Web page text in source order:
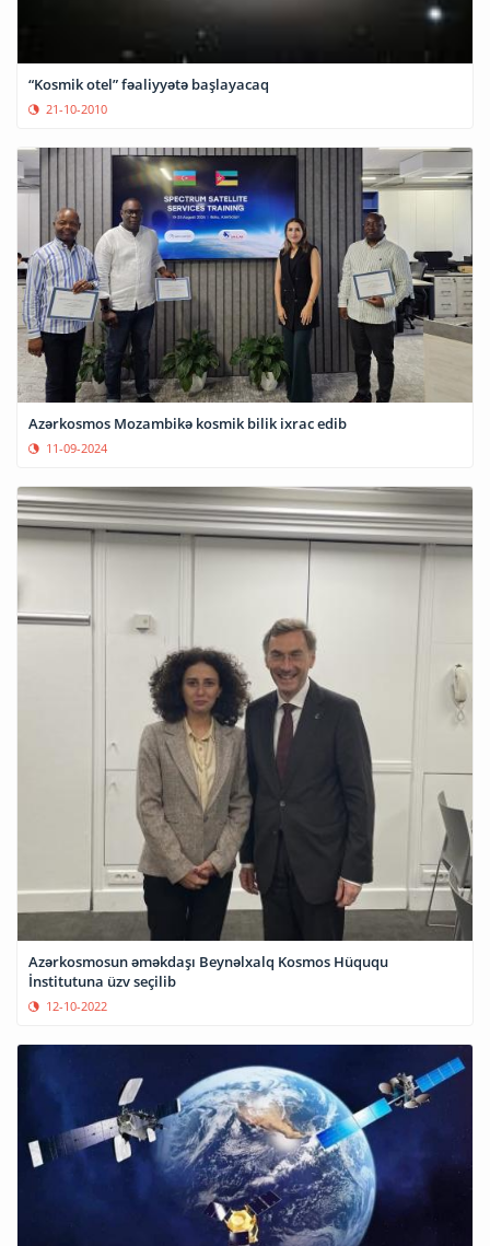
“Kosmik otel” fəaliyyətə başlayacaq
21-10-2010
Azərkosmos Mozambikə kosmik bilik ixrac edib
11-09-2024
Azərkosmosun əməkdaşı Beynəlxalq Kosmos Hüququ
İnstitutuna üzv seçilib
12-10-2022